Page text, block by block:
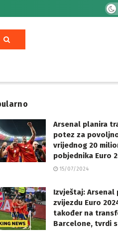
Arsenal planira
potez za
vrijednog 20
pobjednika Euro
15/07/2024
Izvještaj: Arsenal
zvijezdu Euro
također na
Barcelone, tvrdi